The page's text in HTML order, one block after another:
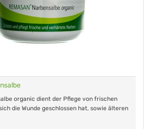
organic dient der Pflege von frischen
die Wunde geschlossen hat, sowie älteren